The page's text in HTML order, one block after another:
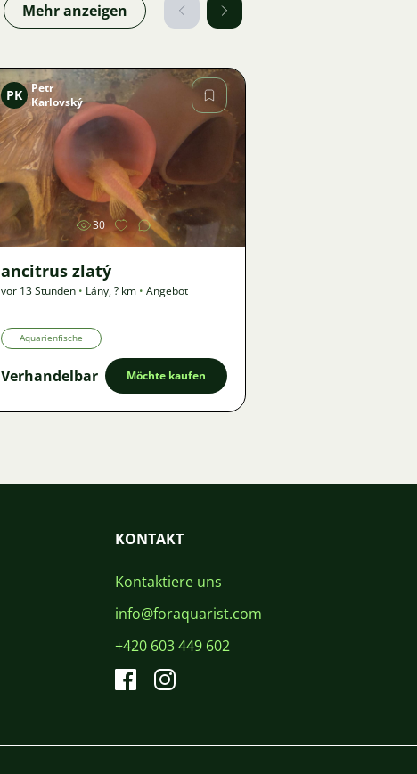
Mehr anzeigen
Bild
PK
Petr
Karlovský
30
ancitrus zlatý
vor 13 Stunden • Lány,? km • Angebot
Aquarienfische
Verhandelbar Möchte kaufen
KONTAKT
Kontaktiere uns
info@foraquarist.com
+420 603 449 602